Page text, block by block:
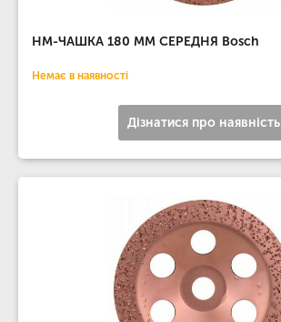
НМ-ЧАШКА 180 ММ СЕРЕДНЯ Bosch
Немає в наявності
Дізнатися про наявність